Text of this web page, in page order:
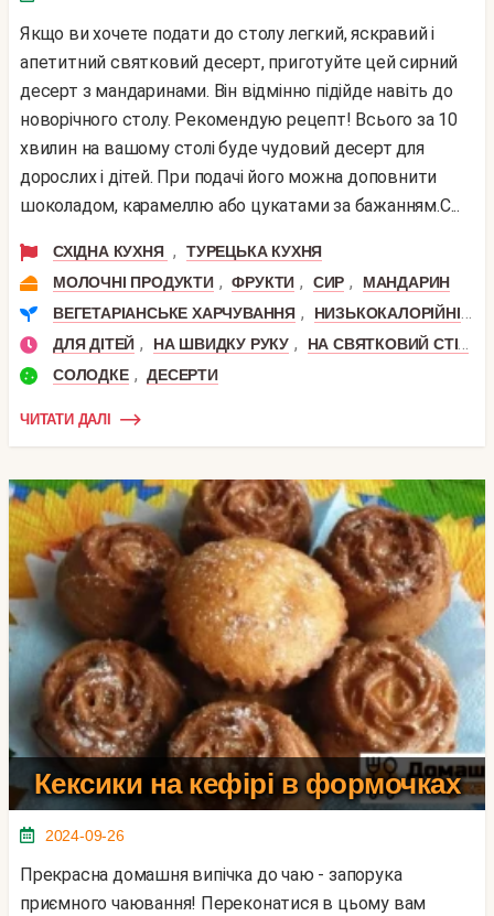
Якщо ви хочете подати до столу легкий, яскравий і
апетитний святковий десерт, приготуйте цей сирний
десерт з мандаринами. Він відмінно підійде навіть до
новорічного столу. Рекомендую рецепт! Всього за 10
хвилин на вашому столі буде чудовий десерт для
дорослих і дітей. При подачі його можна доповнити
шоколадом, карамеллю або цукатами за бажанням.С...
СХІДНА КУХНЯ ,
ТУРЕЦЬКА КУХНЯ
МОЛОЧНІ ПРОДУКТИ , ФРУКТИ , СИР ,
МАНДАРИН
ВЕГЕТАРІАНСЬКЕ ХАРЧУВАННЯ , НИЗЬКОКАЛОРІЙНІ
ДЛЯ ДІТЕЙ , НА ШВИДКУ РУКУ , НА СВЯТКОВИЙ СТІЛ
СОЛОДКЕ , ДЕСЕРТИ
ЧИТАТИ ДАЛІ
Кексики на кефірі в формочках
2024-09-26
Прекрасна домашня випічка до чаю - запорука
приємного чаювання! Переконатися в цьому вам